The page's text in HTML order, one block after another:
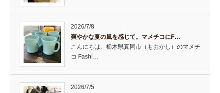
2026/7/8
爽やかな夏の風を感じて。マメチコにF…
こんにちは、栃木県真岡市（もおかし）のマメチ
コ Fashi…
2026/7/5